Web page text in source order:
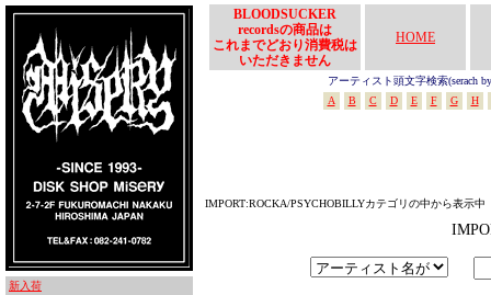
新入荷
BLOODSUCKER
recordsの商品は
これまでどおり消費税は
いただきません
HOME
アーティスト頭文字検索(serach
A
B C D E F G H
IMPORT:ROCKA/PSYCHOBILLYカテゴリの中から表示中